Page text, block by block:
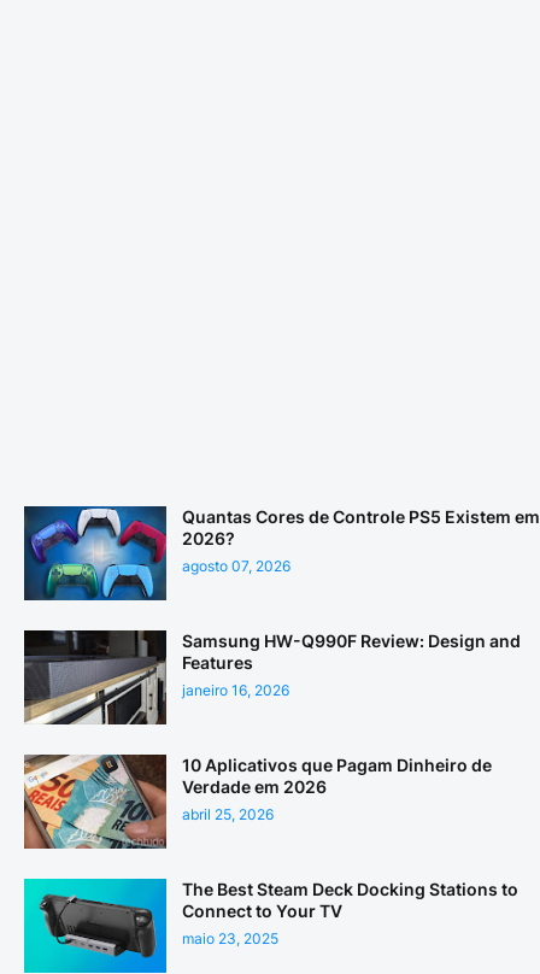
Quantas Cores de Controle PS5 Existem em
2026?
agosto 07, 2026
Samsung HW-Q990F Review: Design and
Features
janeiro 16, 2026
10 Aplicativos que Pagam Dinheiro de
Verdade em 2026
abril 25, 2026
The Best Steam Deck Docking Stations to
Connect to Your TV
maio 23, 2025